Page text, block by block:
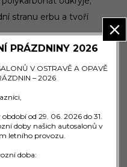
PRÁZDNINY 2026
V OSTRAVĚ A OPAVĚ
– 2026
od 29. 06. 2026 do 31.
doby našich autosalonů v
letního provozu.
doba:
stranu erbu a tvoří
na přední plochu: za
plochu erbu nanáší
technický upevňovací díl
k mřížce.
Peugeot vůbec